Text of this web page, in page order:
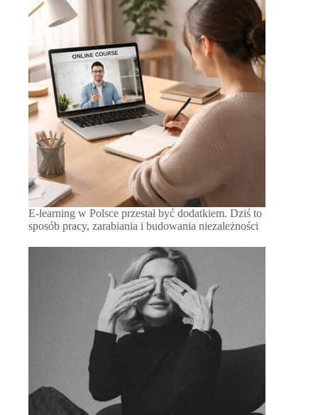
E-learning w Polsce przestał być dodatkiem. Dziś to
sposób pracy, zarabiania i budowania niezależności